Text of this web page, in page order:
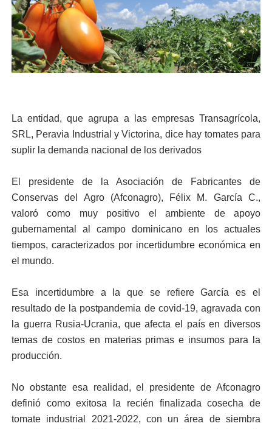
La entidad, que agrupa a las empresas Transagrícola,
SRL, Peravia Industrial y Victorina, dice hay tomates para
suplir la demanda nacional de los derivados
El presidente de la Asociación de Fabricantes de
Conservas del Agro (Afconagro), Félix M. García C.,
valoró como muy positivo el ambiente de apoyo
gubernamental al campo dominicano en los actuales
tiempos, caracterizados por incertidumbre económica en
el mundo.
Esa incertidumbre a la que se refiere García es el
resultado de la postpandemia de covid-19, agravada con
la guerra Rusia-Ucrania, que afecta el país en diversos
temas de costos en materias primas e insumos para la
producción.
No obstante esa realidad, el presidente de Afconagro
definió como exitosa la recién finalizada cosecha de
tomate industrial 2021-2022, con un área de siembra